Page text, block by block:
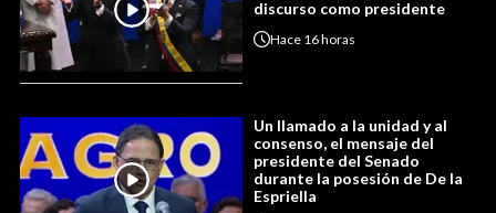
discurso como presidente
Hace 16 horas
Un llamado a la unidad y al
consenso, el mensaje del
presidente del Senado
durante la posesión de De la
Espriella